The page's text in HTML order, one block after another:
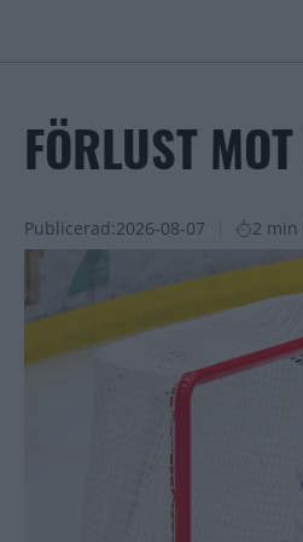
FÖRLUST
Publicerad:2026-08-07 2 min